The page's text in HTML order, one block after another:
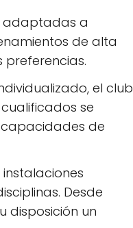
adaptadas a
de alta
preferencias.
el club
se
de
Desde
disposición un